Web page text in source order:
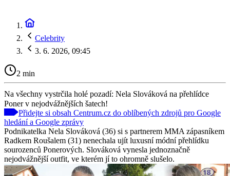
Celebrity
3. 6. 2026, 09:45
2 min
Na všechny vystrčila holé pozadí: Nela Slováková na přehlídce
Poner v nejodvážnějších šatech!
Přidejte si obsah Centrum.cz do oblíbených zdrojů pro Google
hledání a Google zprávy
Podnikatelka Nela Slováková (36) si s partnerem MMA zápasníkem
Radkem Roušalem (31) nenechala ujít luxusní módní přehlídku
sourozenců Ponerových. Slováková vynesla jednoznačně
nejodvážnější outfit, ve kterém jí to ohromně slušelo.